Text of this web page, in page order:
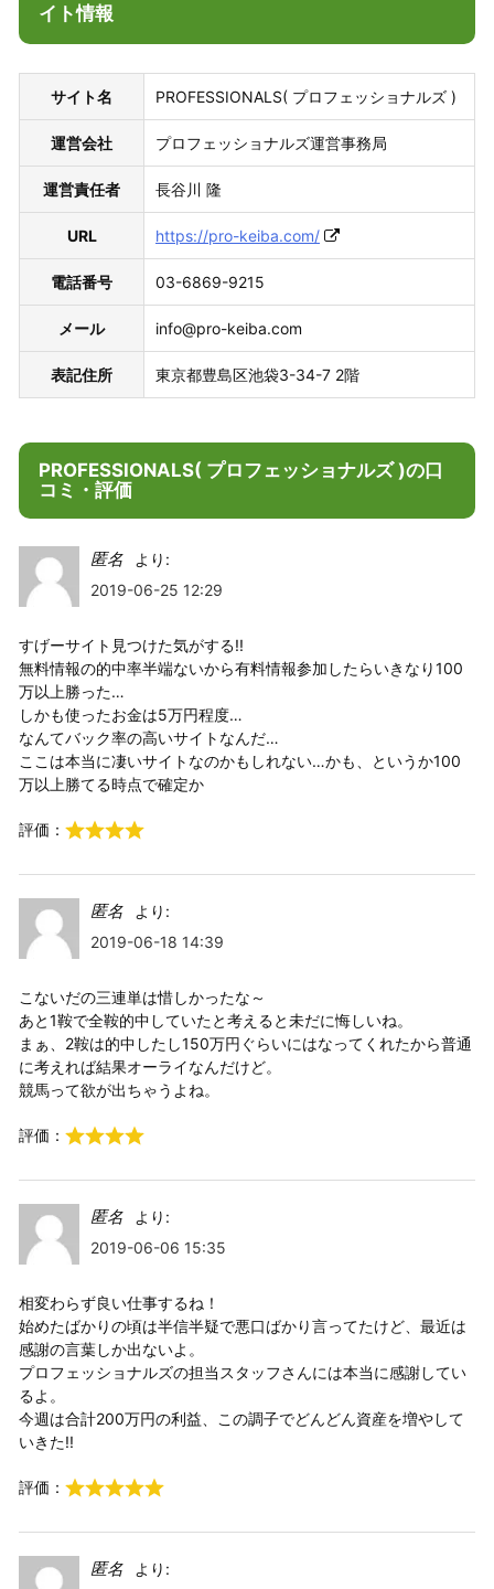
イト情報
サイト名 PROFESSIONALS( プロフェッショナルズ )
運営会社 プロフェッショナルズ運営事務局
運営責任者 長谷川 隆
URL https://pro-keiba.com/
電話番号 03-6869-9215
メール info@pro-keiba.com
表記住所 東京都豊島区池袋3-34-7 2階
PROFESSIONALS( プロフェッショナルズ )の口
コミ・評価
匿名
より:
2019-06-25 12:29
すげーサイト見つけた気がする!!
無料情報の的中率半端ないから有料情報参加したらいきなり100
万以上勝った…
しかも使ったお金は5万円程度…
なんてバック率の高いサイトなんだ…
ここは本当に凄いサイトなのかもしれない…かも、というか100
万以上勝てる時点で確定か
評価：
匿名
より:
2019-06-18 14:39
こないだの三連単は惜しかったな～
あと1鞍で全鞍的中していたと考えると未だに悔しいね。
まぁ、2鞍は的中したし150万円ぐらいにはなってくれたから普通
に考えれば結果オーライなんだけど。
競馬って欲が出ちゃうよね。
評価：
匿名
より:
2019-06-06 15:35
相変わらず良い仕事するね！
始めたばかりの頃は半信半疑で悪口ばかり言ってたけど、最近は
感謝の言葉しか出ないよ。
プロフェッショナルズの担当スタッフさんには本当に感謝してい
るよ。
今週は合計200万円の利益、この調子でどんどん資産を増やして
いきた!!
評価：
匿名 より: